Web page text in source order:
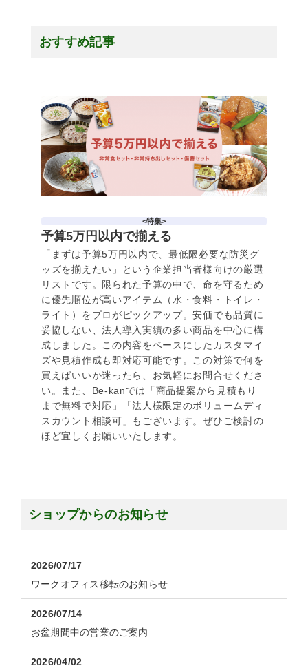
おすすめ記事
<特集>
予算5万円以内で揃える
「まずは予算5万円以内で、最低限必要な防災グ
ッズを揃えたい」という企業担当者様向けの厳選
リストです。限られた予算の中で、命を守るため
に優先順位が高いアイテム（水・食料・トイレ・
ライト）をプロがピックアップ。安価でも品質に
妥協しない、法人導入実績の多い商品を中心に構
成しました。この内容をベースにしたカスタマイ
ズや見積作成も即対応可能です。この対策で何を
買えばいいか迷ったら、お気軽にお問合せくださ
い。また、Be-kanでは「商品提案から見積もり
まで無料で対応」「法人様限定のボリュームディ
スカウント相談可」もございます。ぜひご検討の
ほど宜しくお願いいたします。
ショップからのお知らせ
2026/07/17
ワークオフィス移転のお知らせ
2026/07/14
お盆期間中の営業のご案内
2026/04/02